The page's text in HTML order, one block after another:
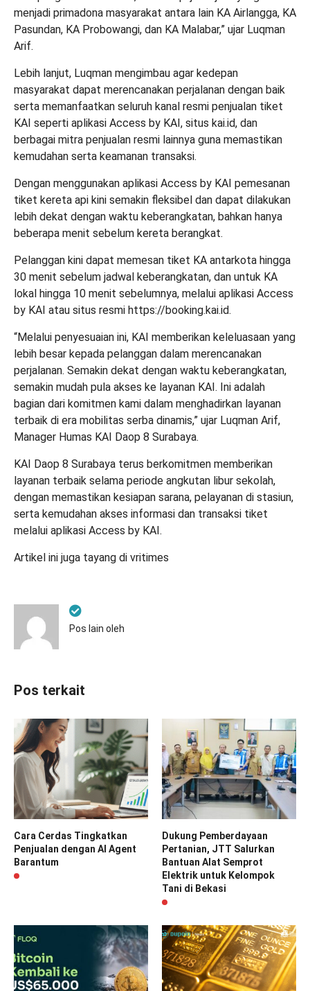
menjadi primadona masyarakat antara lain KA Airlangga, KA
Pasundan, KA Probowangi, dan KA Malabar,” ujar Luqman
Arif.
Lebih lanjut, Luqman mengimbau agar kedepan
masyarakat dapat merencanakan perjalanan dengan baik
serta memanfaatkan seluruh kanal resmi penjualan tiket
KAI seperti aplikasi Access by KAI, situs kai.id, dan
berbagai mitra penjualan resmi lainnya guna memastikan
kemudahan serta keamanan transaksi.
Dengan menggunakan aplikasi Access by KAI pemesanan
tiket kereta api kini semakin fleksibel dan dapat dilakukan
lebih dekat dengan waktu keberangkatan, bahkan hanya
beberapa menit sebelum kereta berangkat.
Pelanggan kini dapat memesan tiket KA antarkota hingga
30 menit sebelum jadwal keberangkatan, dan untuk KA
lokal hingga 10 menit sebelumnya, melalui aplikasi Access
by KAI atau situs resmi https://booking.kai.id.
“Melalui penyesuaian ini, KAI memberikan keleluasaan yang
lebih besar kepada pelanggan dalam merencanakan
perjalanan. Semakin dekat dengan waktu keberangkatan,
semakin mudah pula akses ke layanan KAI. Ini adalah
bagian dari komitmen kami dalam menghadirkan layanan
terbaik di era mobilitas serba dinamis,” ujar Luqman Arif,
Manager Humas KAI Daop 8 Surabaya.
KAI Daop 8 Surabaya terus berkomitmen memberikan
layanan terbaik selama periode angkutan libur sekolah,
dengan memastikan kesiapan sarana, pelayanan di stasiun,
serta kemudahan akses informasi dan transaksi tiket
melalui aplikasi Access by KAI.
Artikel ini juga tayang di vritimes
Pos lain oleh
Pos terkait
Cara Cerdas Tingkatkan
Penjualan dengan AI Agent
Barantum
Dukung Pemberdayaan
Pertanian, JTT Salurkan
Bantuan Alat Semprot
Elektrik untuk Kelompok
Tani di Bekasi